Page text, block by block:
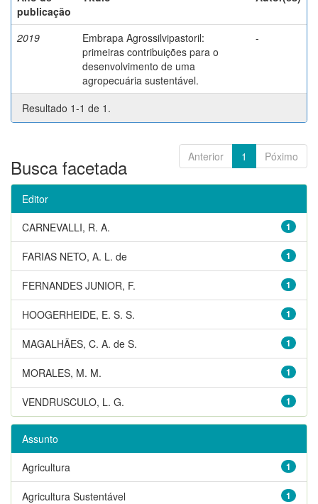
publicação
2019
Embrapa Agrossilvipastoril:
primeiras contribuições para o
desenvolvimento de uma
agropecuária sustentável.
-
Resultado 1-1 de 1.
Anterior 1 Póximo
Busca facetada
Editor
1
CARNEVALLI, R. A.
1
FARIAS NETO, A. L. de
1
FERNANDES JUNIOR, F.
1
HOOGERHEIDE, E. S. S.
1
MAGALHÃES, C. A. de S.
1
MORALES, M. M.
1
VENDRUSCULO, L. G.
Assunto
1
Agricultura
1
Agricultura Sustentável